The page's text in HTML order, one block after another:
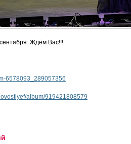
Ждём Вас!!!
6578093_289057356
album/919421808579